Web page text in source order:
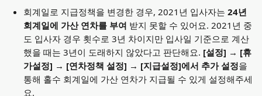
회계일로 지급정책을 변경한 경우, 2021년 입사자는 24년
회계일에 가산 연차를 부여 받지 못할 수 있어요. 2021년 중
도 입사자 경우 횟수로 3년 차이지만 입사일 기준으로 계산
했을 때는 3년이 도래하지 않았다고 판단해요. [설정] → [휴
가설정] → [연차정책 설정] → [지급설정]에서 추가 설정을
통해 홀수 회계일에 가산 연차가 지급될 수 있게 설정해주세
요.